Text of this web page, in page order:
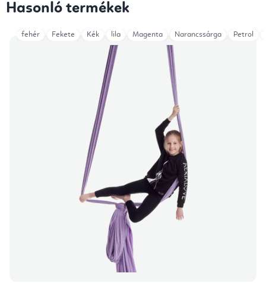
Hasonló termékek
fehér Fekete Kék lila Magenta Narancssárga Petrol